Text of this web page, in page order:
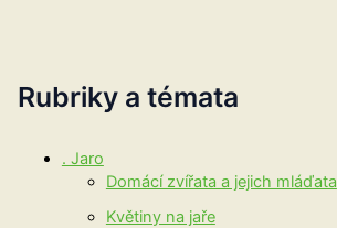
Rubriky a témata
. Jaro
Domácí zvířata a jejich mláďata
Květiny na jaře